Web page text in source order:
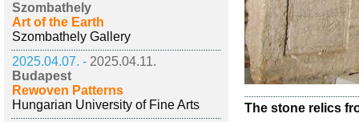
Szombathely
Art of the Earth
Szombathely Gallery
2025.04.07. - 2025.04.11.
Budapest
Rewoven Patterns
Hungarian University of Fine Arts
The stone relics